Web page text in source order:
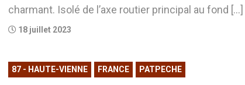
charmant. Isolé de l’axe routier principal au fond […]
18 juillet 2023
87 - HAUTE-VIENNE FRANCE PATPECHE